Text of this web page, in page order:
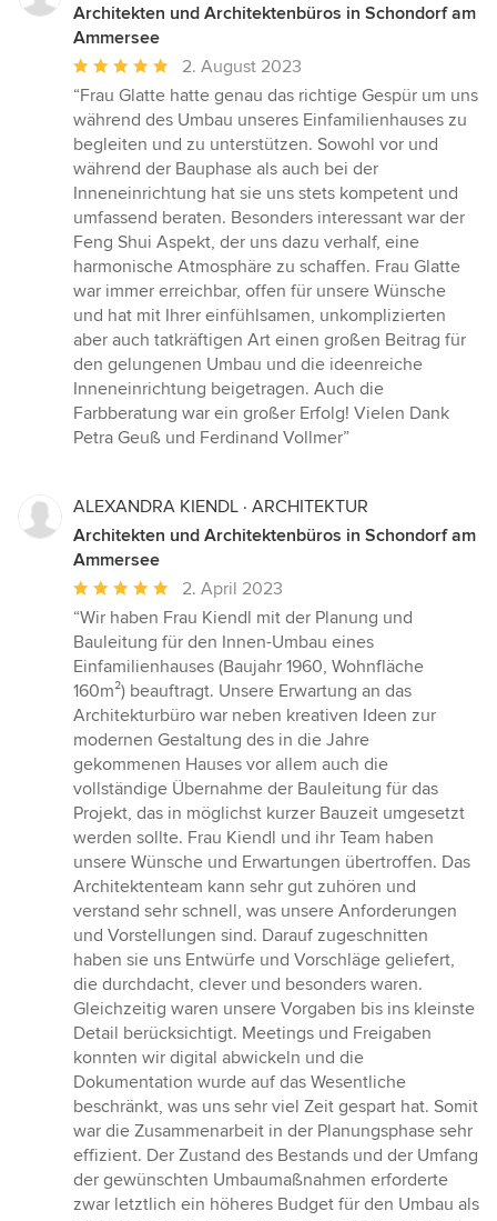
Architekten und Architektenbüros in Schondorf am
Ammersee
Durchschnittliche
Bewertung:
5
von
5
Sternen
2. August 2023
“Frau Glatte hatte genau das richtige Gespür um uns
während des Umbau unseres Einfamilienhauses zu
begleiten und zu unterstützen. Sowohl vor und
während der Bauphase als auch bei der
Inneneinrichtung hat sie uns stets kompetent und
umfassend beraten. Besonders interessant war der
Feng Shui Aspekt, der uns dazu verhalf, eine
harmonische Atmosphäre zu schaffen. Frau Glatte
war immer erreichbar, offen für unsere Wünsche
und hat mit Ihrer einfühlsamen, unkomplizierten
aber auch tatkräftigen Art einen großen Beitrag für
den gelungenen Umbau und die ideenreiche
Inneneinrichtung beigetragen. Auch die
Farbberatung war ein großer Erfolg! Vielen Dank
Petra Geuß und Ferdinand Vollmer”
ALEXANDRA KIENDL · ARCHITEKTUR
Architekten und Architektenbüros in Schondorf am
Ammersee
Durchschnittliche
Bewertung:
5
von
5
Sternen
2. April 2023
“Wir haben Frau Kiendl mit der Planung und
Bauleitung für den Innen-Umbau eines
Einfamilienhauses (Baujahr 1960, Wohnfläche
160m²) beauftragt. Unsere Erwartung an das
Architekturbüro war neben kreativen Ideen zur
modernen Gestaltung des in die Jahre
gekommenen Hauses vor allem auch die
vollständige Übernahme der Bauleitung für das
Projekt, das in möglichst kurzer Bauzeit umgesetzt
werden sollte. Frau Kiendl und ihr Team haben
unsere Wünsche und Erwartungen übertroffen. Das
Architektenteam kann sehr gut zuhören und
verstand sehr schnell, was unsere Anforderungen
und Vorstellungen sind. Darauf zugeschnitten
haben sie uns Entwürfe und Vorschläge geliefert,
die durchdacht, clever und besonders waren.
Gleichzeitig waren unsere Vorgaben bis ins kleinste
Detail berücksichtigt. Meetings und Freigaben
konnten wir digital abwickeln und die
Dokumentation wurde auf das Wesentliche
beschränkt, was uns sehr viel Zeit gespart hat. Somit
war die Zusammenarbeit in der Planungsphase sehr
effizient. Der Zustand des Bestands und der Umfang
der gewünschten Umbaumaßnahmen erforderte
zwar letztlich ein höheres Budget für den Umbau als